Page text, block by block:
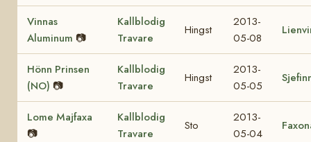
Vinnas
Aluminum 📷
Kallblodig
Travare
Hingst
2013-
05-08
Hönn Prinsen
(NO) 📷
Kallblodig
Travare
Hingst
2013-
05-05
Lome Majfaxa
📷
Kallblodig
Travare
Sto
2013-
05-04